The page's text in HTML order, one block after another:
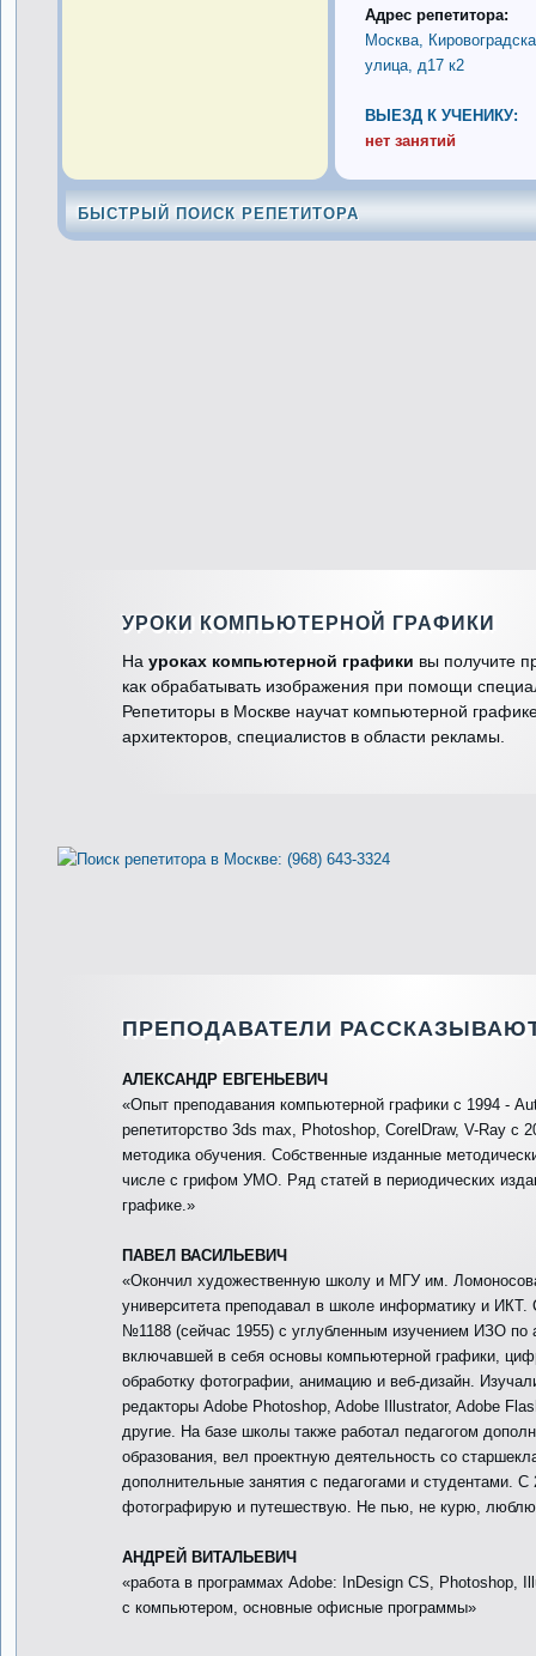
Адрес репетитора:
Москва,
улица, д17 к2
ВЫЕЗД К УЧЕНИКУ:
нет занятий
БЫСТРЫЙ ПОИСК РЕПЕТИТОРА
УРОКИ КОМПЬЮТЕРНОЙ ГРАФИКИ
Науроках компьютерной графики вы получите
как обрабатывать изображения при помощи
Репетиторы в Москве научат компьютерной
архитекторов, специалистов в области рекламы.
ПРЕПОДАВАТЕЛИ
АЛЕКСАНДР ЕВГЕНЬЕВИЧ
«Опыт преподавания компьютерной графики с 1994 -
репетиторство 3ds max, Photoshop, CorelDraw, V-Ray с
методика обучения. Собственные изданные
числе с грифом УМО. Ряд статей в периодических
графике.»
ПАВЕЛ ВАСИЛЬЕВИЧ
«Окончил художественную школу и МГУ им.
университета преподавал в школе информатику и
№1188 (сейчас 1955) с углубленным изучением ИЗО по
включавшей в себя основы компьютерной графики,
обработку фотографии, анимацию и веб-дизайн.
редакторы Adobe Photoshop, Adobe Illustrator, Adobe
другие. На базе школы также работал педагогом
образования, вел проектную деятельность со
дополнительные занятия с педагогами и студентами. С
фотографирую и путешествую. Не пью, не курю,
АНДРЕЙ ВИТАЛЬЕВИЧ
«работа в программах Adobe: InDesign CS, Photoshop,
с компьютером, основные офисные программы»